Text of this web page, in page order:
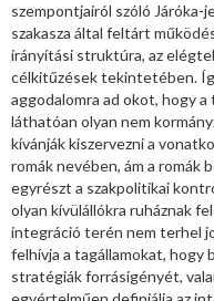
szempontjairól szóló
szakasza által feltárt
irányítási struktúra, az
célkitűzések tekintetében.
aggodalomra ad okot, hogy
láthatóan olyan nem
kívánják kiszervezni a
romák nevében, ám a romák
egyrészt a szakpolitikai
olyan kívülállókra ruháznak
integráció terén nem terhel
felhívja a tagállamokat, hogy
stratégiák forrásigényét,